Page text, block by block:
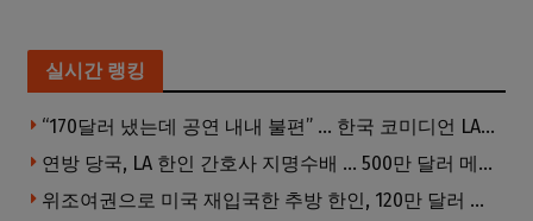
실시간 랭킹
“170달러 냈는데 공연 내내 불편” … 한국 코미디언 LA공연, 음향 불량에 외모 비하 개그 논란
연방 당국, LA 한인 간호사 지명수배 … 500만 달러 메디캐어 사기, 선고 직전 한국 도주
위조여권으로 미국 재입국한 추방 한인, 120만 달러 은행 사기 행각